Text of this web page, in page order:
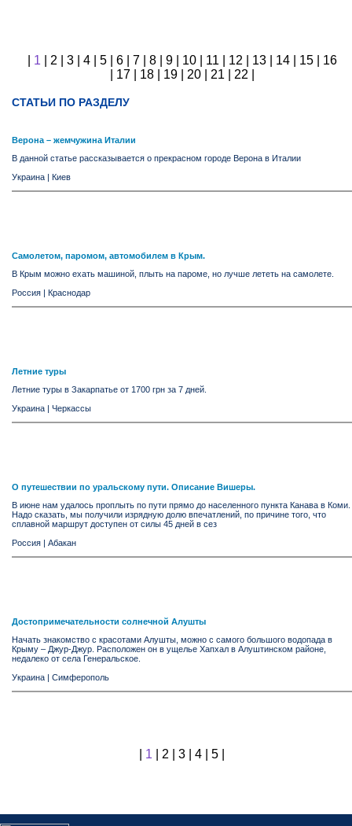
1 2 3| 4| 5| 6| 7| 8| 9| 10| 11 12 13| 14| 15| 16
17| 18| 19| 20| 21 22
СТАТЬИ ПО РАЗДЕЛУ
Верона – жемчужина Италии
В данной статье рассказывается о прекрасном городе Верона в Италии
Украина | Киев
Самолетом, паромом, автомобилем в Крым.
В Крым можно ехать машиной, плыть на пароме, но лучше лететь на самолете.
Россия | Краснодар
Летние туры
Летние туры в Закарпатье от 1700 грн за 7 дней.
Украина | Черкассы
О путешествии по уральскому пути. Описание Вишеры.
В июне нам удалось проплыть по пути прямо до населенного пункта Канава в Коми.
Надо сказать, мы получили изрядную долю впечатлений, по причине того, что
сплавной маршрут доступен от силы 45 дней в сез
Россия | Абакан
Достопримечательности солнечной Алушты
Начать знакомство с красотами Алушты, можно с самого большого водопада в
Крыму – Джур-Джур. Расположен он в ущелье Хапхал в Алуштинском районе,
недалеко от села Генеральское.
Украина | Симферополь
1 2 3 4 5